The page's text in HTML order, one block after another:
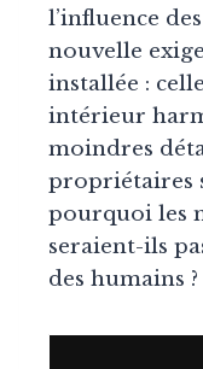
l’influence
nouvelle
installée :
intérieur
moindres
propriétaires
pourquoi les
seraient-ils
des humains ?